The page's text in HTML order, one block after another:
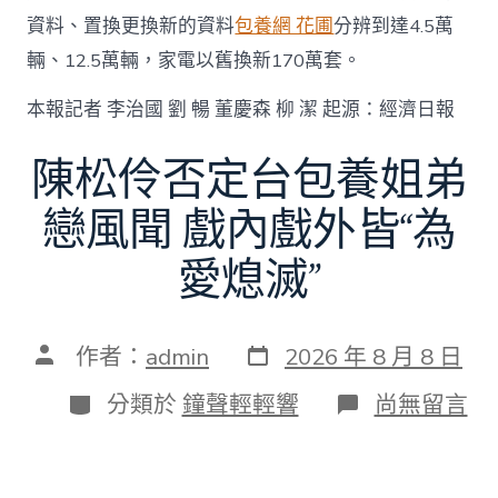
資料、置換更換新的資料包養網 花圃分辨到達4.5萬
輛、12.5萬輛，家電以舊換新170萬套。
本報記者 李治國 劉 暢 董慶森 柳 潔 起源：經濟日報
陳松伶否定台包養姐弟
戀風聞 戲內戲外皆“為
愛熄滅”
文 作者： admin 發
表
日
期
2026 年 8 月 8 日
分
類
分類於 鐘聲輕輕響 在
〈陳
尚無留言